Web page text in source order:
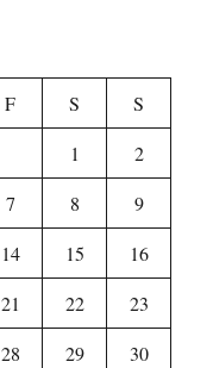
F S
S
1
2
7 8
9
14 15
16
21 22
23
28 29
30